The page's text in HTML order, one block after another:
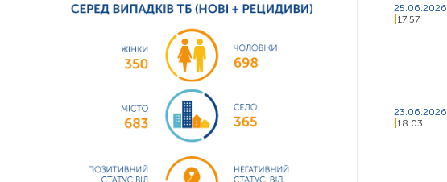
25.06.2026
17:57
23.06.2026
18:03